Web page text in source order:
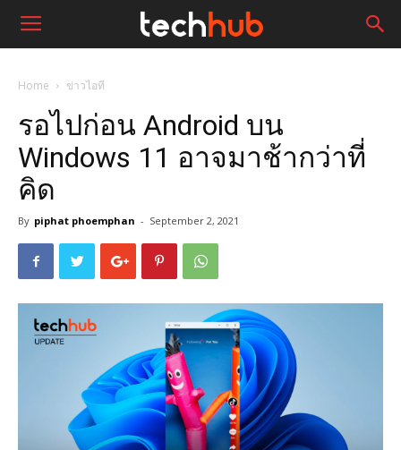
Home ข่าวไอที
รอไปก่อน Android บน
Windows 11 อาจมาช้ากว่าที่
คิด
By piphat phoemphan - September 2, 2021